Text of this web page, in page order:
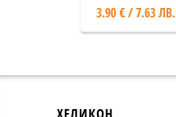
3.90 € / 7.63 ЛВ.